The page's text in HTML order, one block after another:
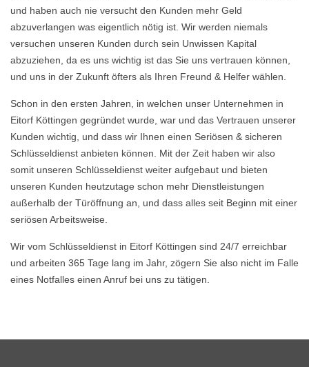
und haben auch nie versucht den Kunden mehr Geld
abzuverlangen was eigentlich nötig ist. Wir werden niemals
versuchen unseren Kunden durch sein Unwissen Kapital
abzuziehen, da es uns wichtig ist das Sie uns vertrauen können,
und uns in der Zukunft öfters als Ihren Freund & Helfer wählen.
Schon in den ersten Jahren, in welchen unser Unternehmen in
Eitorf Köttingen gegründet wurde, war und das Vertrauen unserer
Kunden wichtig, und dass wir Ihnen einen Seriösen & sicheren
Schlüsseldienst anbieten können. Mit der Zeit haben wir also
somit unseren Schlüsseldienst weiter aufgebaut und bieten
unseren Kunden heutzutage schon mehr Dienstleistungen
außerhalb der Türöffnung an, und dass alles seit Beginn mit einer
seriösen Arbeitsweise.
Wir vom Schlüsseldienst in Eitorf Köttingen sind 24/7 erreichbar
und arbeiten 365 Tage lang im Jahr, zögern Sie also nicht im Falle
eines Notfalles einen Anruf bei uns zu tätigen.